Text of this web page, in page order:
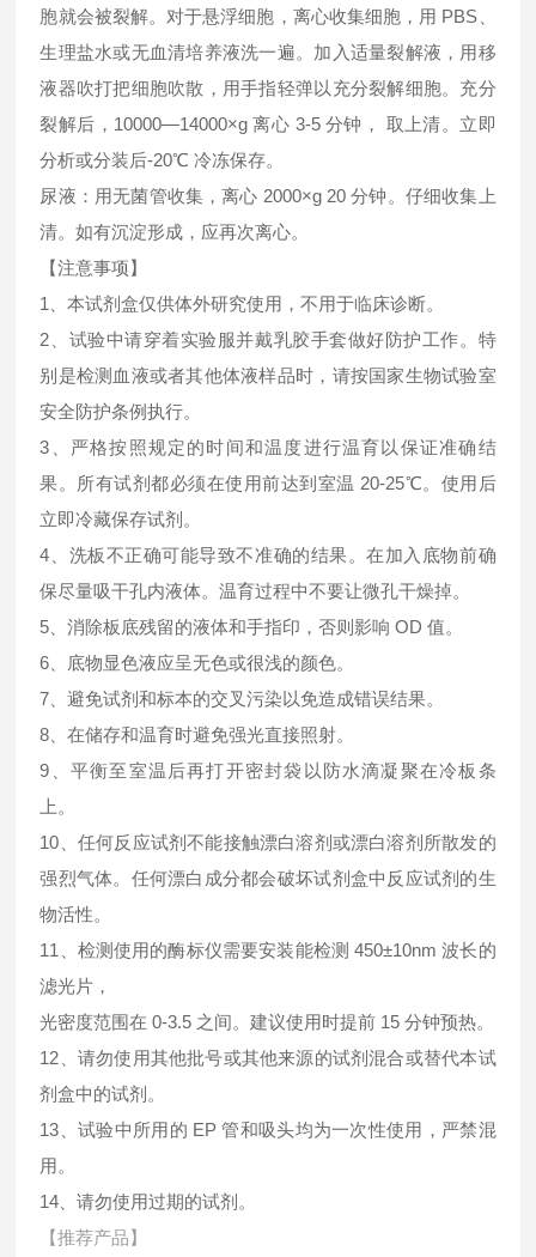
胞就会被裂解。对于悬浮细胞，离心收集细胞，用 PBS、
生理盐水或无血清培养液洗一遍。加入适量裂解液，用移
液器吹打把细胞吹散，用手指轻弹以充分裂解细胞。充分
裂解后，10000—14000×g 离心 3-5 分钟， 取上清。立即
分析或分装后-20℃ 冷冻保存。
尿液：用无菌管收集，离心 2000×g 20 分钟。仔细收集上
清。如有沉淀形成，应再次离心。
【注意事项】
1、本试剂盒仅供体外研究使用，不用于临床诊断。
2、试验中请穿着实验服并戴乳胶手套做好防护工作。特
别是检测血液或者其他体液样品时，请按国家生物试验室
安全防护条例执行。
3、严格按照规定的时间和温度进行温育以保证准确结
果。所有试剂都必须在使用前达到室温 20-25℃。使用后
立即冷藏保存试剂。
4、洗板不正确可能导致不准确的结果。在加入底物前确
保尽量吸干孔内液体。温育过程中不要让微孔干燥掉。
5、消除板底残留的液体和手指印，否则影响 OD 值。
6、底物显色液应呈无色或很浅的颜色。
7、避免试剂和标本的交叉污染以免造成错误结果。
8、在储存和温育时避免强光直接照射。
9、平衡至室温后再打开密封袋以防水滴凝聚在冷板条
上。
10、任何反应试剂不能接触漂白溶剂或漂白溶剂所散发的
强烈气体。任何漂白成分都会破坏试剂盒中反应试剂的生
物活性。
11、检测使用的酶标仪需要安装能检测 450±10nm 波长的
滤光片，
光密度范围在 0-3.5 之间。建议使用时提前 15 分钟预热。
12、请勿使用其他批号或其他来源的试剂混合或替代本试
剂盒中的试剂。
13、试验中所用的 EP 管和吸头均为一次性使用，严禁混
用。
14、请勿使用过期的试剂。
【推荐产品】